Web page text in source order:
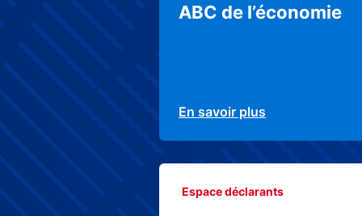
ABC de l’économie
En savoir plus
Espace déclarants